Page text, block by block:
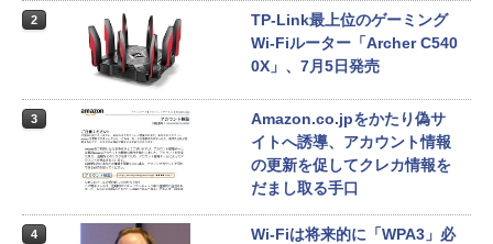
2
TP-Link最上位のゲーミング
Wi-Fiルーター「Archer C540
0X」、7月5日発売
3
Amazon.co.jpをかたり偽サ
イトへ誘導、アカウント情報
の更新を促してクレカ情報を
だまし取る手口
4
Wi-Fiは将来的に「WPA3」必